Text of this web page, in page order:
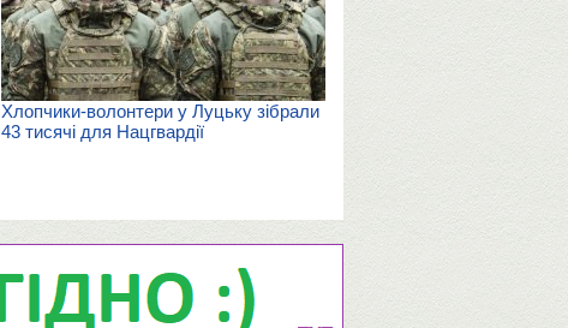
Хлопчики-волонтери у Луцьку зібрали
43 тисячі для Нацгвардії